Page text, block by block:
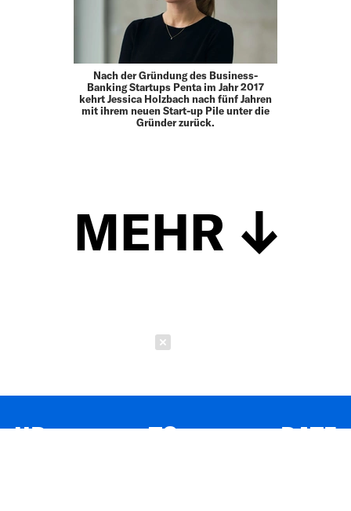
Nach der Gründung des Business-
Banking Startups Penta im Jahr 2017
kehrt Jessica Holzbach nach fünf Jahren
mit ihrem neuen Start-up Pile unter die
Gründer zurück.
MEHR
UP TO DATE